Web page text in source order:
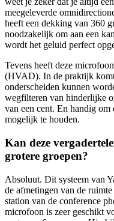
meegeleverde
heeft een dekking van 360
noodzakelijk om aan een
wordt het geluid perfect
Tevens heeft deze
(HVAD). In de praktijk komt
onderscheiden kunnen
wegfilteren van hinderlijke
van een cent. En handig om
mogelijk te houden.
Kan deze
grotere groepen?
Absoluut. Dit systeem van
de afmetingen van de
station van de conference
microfoon is zeer geschikt